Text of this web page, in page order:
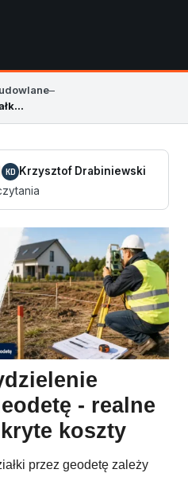
–
Ile kosztuje wydzielenie działki przez geodetę?
KD Krzysztof Drabiniewski
- realne
koszty
przez geodetę zależy